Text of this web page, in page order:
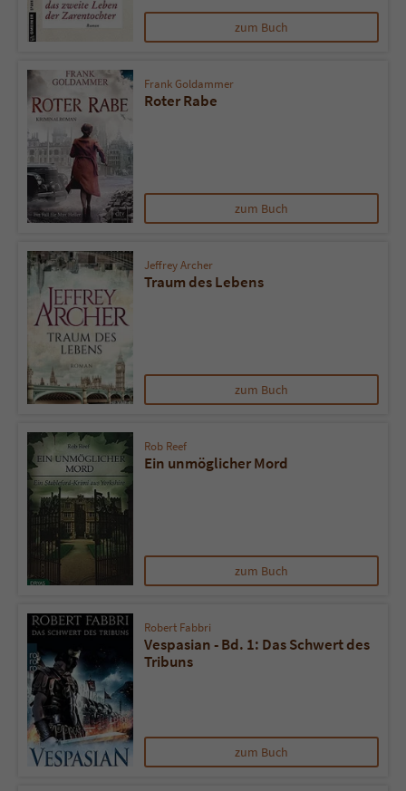
zum Buch
Frank Goldammer
Roter Rabe
zum Buch
Jeffrey Archer
Traum des Lebens
zum Buch
Rob Reef
Ein unmöglicher Mord
zum Buch
Robert Fabbri
Vespasian - Bd. 1: Das Schwert des
Tribuns
zum Buch
tx_pwcomments_ahash
Anbieter Literatur-Couch Medien GmbH & Co. KG
Laufzeit
Zweck Cookie für Kommentare einzelner Buchtitel
Name fe_typo_user
Anbieter Literatur-Couch Medien GmbH & Co. KG
Laufzeit
Zweck
Kommunikation der Webseite mit dem
Benutzer. Es wird benötigt um z. B. den
Sicherheitscode des Kontaktformulars zu
überprüfen.